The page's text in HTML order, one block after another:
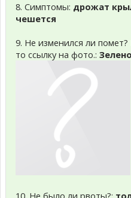
8. Симптомы: дрожат
чешется
9. Не изменился ли
то ссылку на фото.:
10. Не было ли рвоты?: